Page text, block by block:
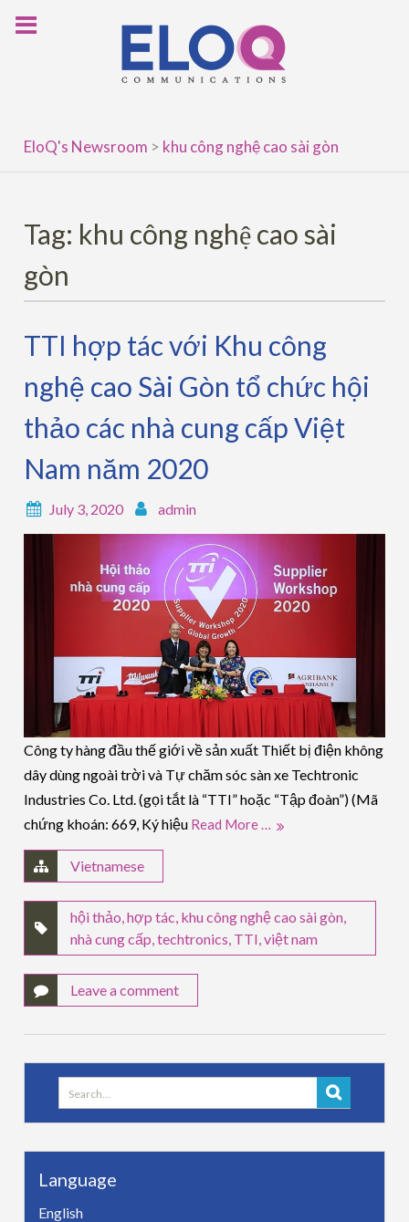
EloQ's Newsroom > khu công nghệ cao sài gòn
Tag: khu công nghệ cao sài
gòn
TTI hợp tác với Khu công
nghệ cao Sài Gòn tổ chức hội
thảo các nhà cung cấp Việt
Nam năm 2020
July 3, 2020 admin
Công ty hàng đầu thế giới về sản xuất Thiết bị điện không
dây dùng ngoài trời và Tự chăm sóc sàn xe Techtronic
Industries Co. Ltd. (gọi tắt là “TTI” hoặc “Tập đoàn”) (Mã
chứng khoán: 669, Ký hiệu Read More …
Vietnamese
hội thảo ,hợp tác khu công nghệ cao sài gòn
nhà cung cấp ,techtronics TTI ,việt nam
Leave a comment
Search
for:
Language
English